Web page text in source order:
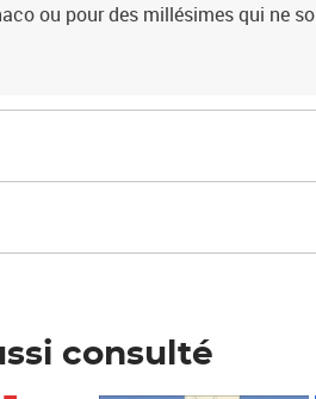
ou pour des millésimes qui ne
consulté